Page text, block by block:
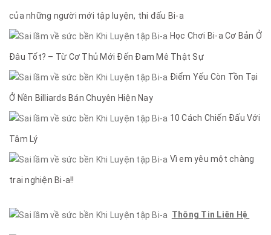
của những người mới tập luyện, thi đấu Bi-a
Học Chơi Bi-a Cơ Bản Ở
Đâu Tốt? – Từ Cơ Thủ Mới Đến Đam Mê Thật Sự
Điểm Yếu Còn Tồn Tại
Ở Nền Billiards Bán Chuyên Hiện Nay
10 Cách Chiến Đấu Với
Tâm Lý
Vì em yêu một chàng
trai nghiện Bi-a!!
Thông Tin Liên Hệ